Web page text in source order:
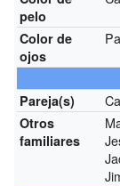
pelo
Color de
ojos
Pareja(s)
Otros
familiares